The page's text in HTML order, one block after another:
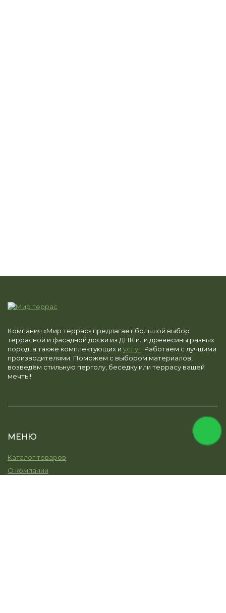
Компания «Мир террас» предлагает большой выбор
террасной и фасадной доски из ДПК или древесины разных
пород, а также комплектующих и услуг . Работаем с лучшими
производителями. Поможем с выбором материалов,
возведём стильную перголу, беседку или террасу вашей
мечты!
МЕНЮ
Каталог товаров
О компании